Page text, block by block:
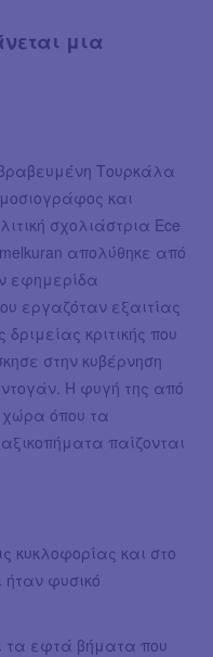
μια
Τουρκάλα
και
σχολιάστρια Ece
απολύθηκε από
εφημερίδα
εργαζόταν εξαιτίας
δριμείας κριτικής που
στην κυβέρνηση
Η φυγή της από
χώρα όπου τα
παίζονται
και στο
ήταν φυσικό
τα εφτά βήματα που